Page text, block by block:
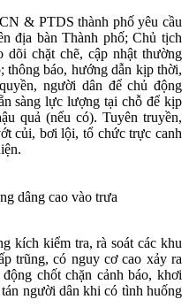
& PTDS thành phố yêu cầu
địa bàn Thành phố; Chủ tịch
chặt chẽ, cập nhật thường
thông báo, hướng dẫn kịp thời,
người dân để chủ động
sàng lực lượng tại chỗ để kịp
quả (nếu có). Tuyên truyền,
củi, bơi lội, tổ chức trực canh
dâng cao vào trưa
kích kiểm tra, rà soát các khu
trũng, có nguy cơ cao xảy ra
chốt chặn cảnh báo, khơi
người dân khi có tình huống